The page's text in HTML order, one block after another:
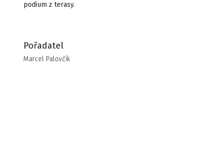
podium z terasy.
Pořadatel
Marcel Palovčík